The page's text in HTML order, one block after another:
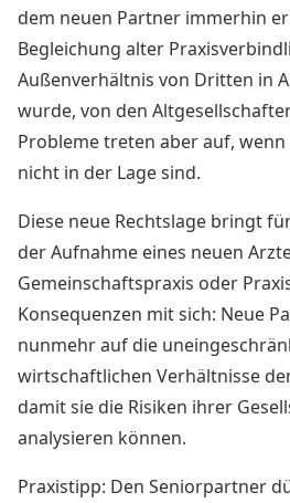
dem neuen Partner immerhin
Begleichung alter
Außenverhältnis von Dritten in
wurde, von den
Probleme treten aber auf,
nicht in der Lage sind.
Diese neue Rechtslage bringt
der Aufnahme eines neuen
Gemeinschaftspraxis oder
Konsequenzen mit sich: Neue
nunmehr auf die
wirtschaftlichen Verhältnisse
damit sie die Risiken ihrer
analysieren können.
Praxistipp: Den Seniorpartner